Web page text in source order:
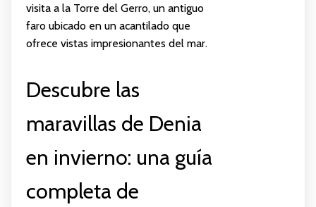
visita a la Torre del Gerro, un antiguo
faro ubicado en un acantilado que
ofrece vistas impresionantes del mar.
Descubre las
maravillas de Denia
en invierno: una guía
completa de